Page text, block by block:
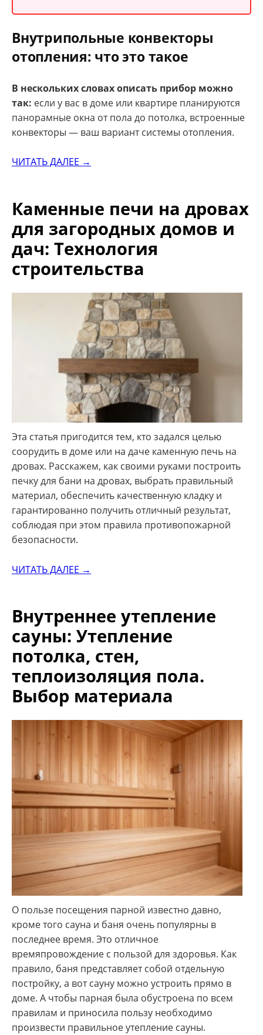
Внутрипольные конвекторы
отопления: что это такое
В нескольких словах описать прибор можно
так: если у вас в доме или квартире планируются
панорамные окна от пола до потолка, встроенные
конвекторы — ваш вариант системы отопления.
ЧИТАТЬ ДАЛЕЕ →
Каменные печи на дровах
для загородных домов и
дач: Технология
строительства
Эта статья пригодится тем, кто задался целью
соорудить в доме или на даче каменную печь на
дровах. Расскажем, как своими руками построить
печку для бани на дровах, выбрать правильный
материал, обеспечить качественную кладку и
гарантированно получить отличный результат,
соблюдая при этом правила противопожарной
безопасности.
ЧИТАТЬ ДАЛЕЕ →
Внутреннее утепление
сауны: Утепление
потолка, стен,
теплоизоляция пола.
Выбор материала
О пользе посещения парной известно давно,
кроме того сауна и баня очень популярны в
последнее время. Это отличное
времяпровождение с пользой для здоровья. Как
правило, баня представляет собой отдельную
постройку, а вот сауну можно устроить прямо в
доме. А чтобы парная была обустроена по всем
правилам и приносила пользу необходимо
произвести правильное утепление сауны.